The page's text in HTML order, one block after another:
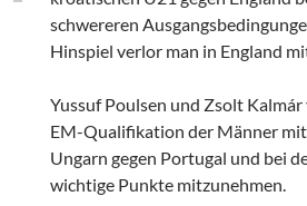
schwereren
Hinspiel verlor man in England
Yussuf Poulsen und Zsolt
EM-Qualifikation der Männer
Ungarn gegen Portugal und bei
wichtige Punkte mitzunehmen.